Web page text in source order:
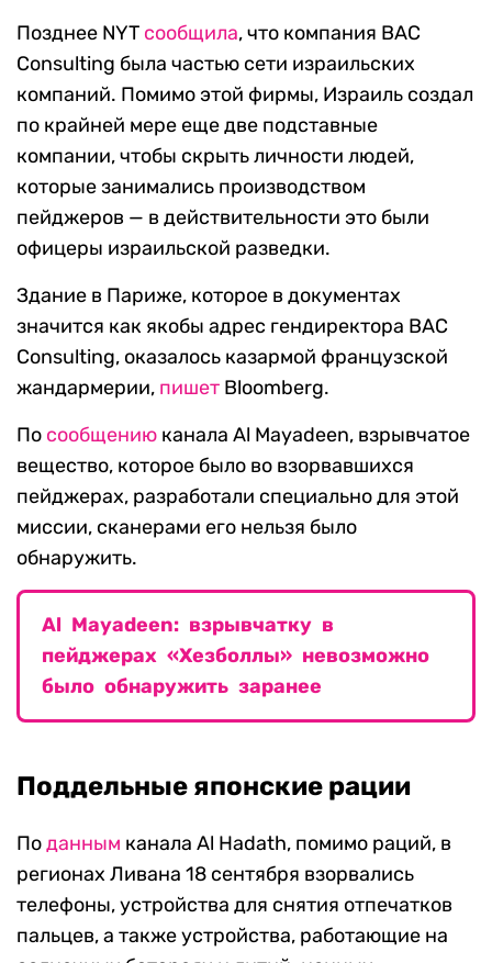
Позднее NYT сообщила, что компания BAC
Consulting была частью сети израильских
компаний. Помимо этой фирмы, Израиль создал
по крайней мере еще две подставные
компании, чтобы скрыть личности людей,
которые занимались производством
пейджеров — в действительности это были
офицеры израильской разведки.
Здание в Париже, которое в документах
значится как якобы адрес гендиректора BAC
Consulting, оказалось казармой французской
жандармерии, пишет Bloomberg.
По сообщению канала Al Mayadeen, взрывчатое
вещество, которое было во взорвавшихся
пейджерах, разработали специально для этой
миссии, сканерами его нельзя было
обнаружить.
Al Mayadeen: взрывчатку в
пейджерах «Хезболлы» невозможно
было обнаружить заранее
Поддельные японские рации
Поданным канала Al Hadath, помимо раций, в
регионах Ливана 18 сентября взорвались
телефоны, устройства для снятия отпечатков
пальцев, а также устройства, работающие на